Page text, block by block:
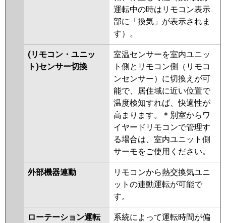
運転中の時はリモコン表示
部に「換気」が表示されま
す）。
(リモコン・ユニッ
ト)センサー切換
室温センサーを室内ユニッ
ト側とリモコン側（リモコ
ンセンサー）に切換えが可
能で、居住域に近い位置で
温度検知すれば、快適性が
高まります。＊別室からワ
イヤードリモコンで管理す
る場合は、室内ユニット側
サーモをご使用ください。
外部機器連動
リモコンから熱交換気ユニ
ットの連動運転が可能で
す。
ローテーション運転
系統によって運転時間が偏